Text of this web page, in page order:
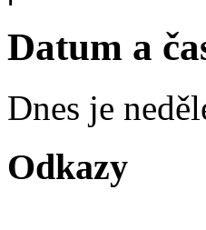
Datum a
Dnes je
Odkazy